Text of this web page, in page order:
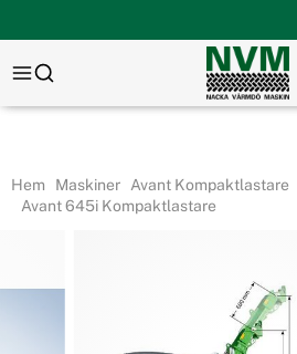
Hem Maskiner Avant Kompaktlastare
Avant 645i Kompaktlastare